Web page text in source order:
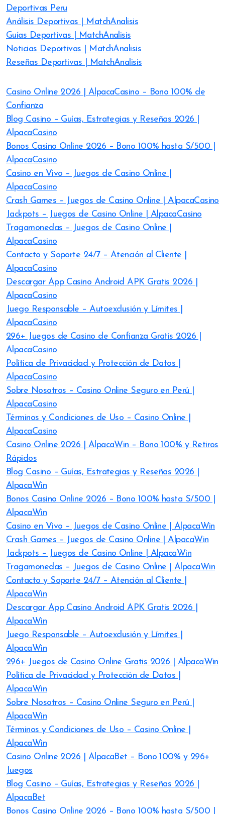
Deportivas Peru
Análisis Deportivas | MatchAnalisis
Guías Deportivas | MatchAnalisis
Noticias Deportivas | MatchAnalisis
Reseñas Deportivas | MatchAnalisis
Casino Online 2026 | AlpacaCasino – Bono 100% de
Confianza
Blog Casino – Guías, Estrategias y Reseñas 2026 |
AlpacaCasino
Bonos Casino Online 2026 – Bono 100% hasta S/500 |
AlpacaCasino
Casino en Vivo – Juegos de Casino Online |
AlpacaCasino
Crash Games – Juegos de Casino Online | AlpacaCasino
Jackpots – Juegos de Casino Online | AlpacaCasino
Tragamonedas – Juegos de Casino Online |
AlpacaCasino
Contacto y Soporte 24/7 – Atención al Cliente |
AlpacaCasino
Descargar App Casino Android APK Gratis 2026 |
AlpacaCasino
Juego Responsable – Autoexclusión y Límites |
AlpacaCasino
296+ Juegos de Casino de Confianza Gratis 2026 |
AlpacaCasino
Política de Privacidad y Protección de Datos |
AlpacaCasino
Sobre Nosotros – Casino Online Seguro en Perú |
AlpacaCasino
Términos y Condiciones de Uso – Casino Online |
AlpacaCasino
Casino Online 2026 | AlpacaWin – Bono 100% y Retiros
Rápidos
Blog Casino – Guías, Estrategias y Reseñas 2026 |
AlpacaWin
Bonos Casino Online 2026 – Bono 100% hasta S/500 |
AlpacaWin
Casino en Vivo – Juegos de Casino Online | AlpacaWin
Crash Games – Juegos de Casino Online | AlpacaWin
Jackpots – Juegos de Casino Online | AlpacaWin
Tragamonedas – Juegos de Casino Online | AlpacaWin
Contacto y Soporte 24/7 – Atención al Cliente |
AlpacaWin
Descargar App Casino Android APK Gratis 2026 |
AlpacaWin
Juego Responsable – Autoexclusión y Límites |
AlpacaWin
296+ Juegos de Casino Online Gratis 2026 | AlpacaWin
Política de Privacidad y Protección de Datos |
AlpacaWin
Sobre Nosotros – Casino Online Seguro en Perú |
AlpacaWin
Términos y Condiciones de Uso – Casino Online |
AlpacaWin
Casino Online 2026 | AlpacaBet – Bono 100% y 296+
Juegos
Blog Casino – Guías, Estrategias y Reseñas 2026 |
AlpacaBet
Bonos Casino Online 2026 – Bono 100% hasta S/500 |